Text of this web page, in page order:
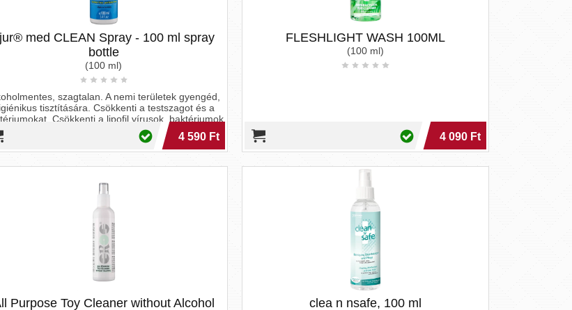
med CLEAN Spray - 100 ml spray
bottle
(100 ml)
szagtalan. A nemi területek gyengéd,
tisztítására. Csökkenti a testszagot és a
Csökkenti a lipofil vírusok, baktériumok
és gombák elleni mikrobákat. Nem koptatja az
érzékeny anyagokat (pl. latex, gumi és
szilikon). Az alkoholmentes összetételének
szexuális segédeszközök gyengéd, higiénikus
tisztítására. Minőségét megőrzi felbontás után 36
hónappal. Gyermekek elől gondosan elzárandó!
Németország. Forgalmazza: Debra Net Kft. 4123,
Konyári út 038/2, Tel.: +36-30-619-77-60, E-
mail: info@debrenet.com, www.debranet.com.
4 590 Ft
FLESHLIGHT WASH 100ML
(100 ml)
4 090 Ft
Purpose Toy Cleaner without Alcohol
clea n nsafe, 100 ml